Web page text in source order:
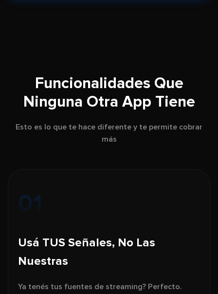
Funcionalidades Que
Ninguna Otra App Tiene
Esto es lo que te hace diferente y te permite cobrar
más
01
Usá TUS Señales, No Las
Nuestras
Ya tenés tus fuentes de streaming? Perfecto.